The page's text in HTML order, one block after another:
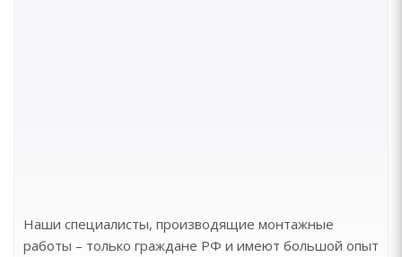
Наши специалисты, производящие монтажные
работы – только граждане РФ и имеют большой опыт